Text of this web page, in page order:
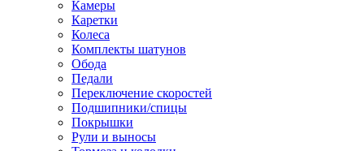
Камеры
Каретки
Колеса
Комплекты шатунов
Обода
Педали
Переключение скоростей
Подшипники/спицы
Покрышки
Рули и выносы